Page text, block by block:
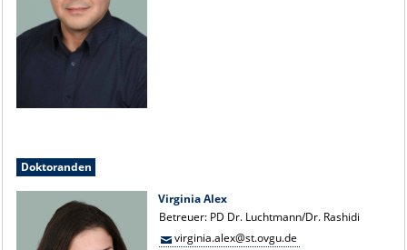
Doktoranden
Virginia Alex
Betreuer: PD Dr. Luchtmann/Dr. Rashidi
virginia.alex@st.ovgu.de